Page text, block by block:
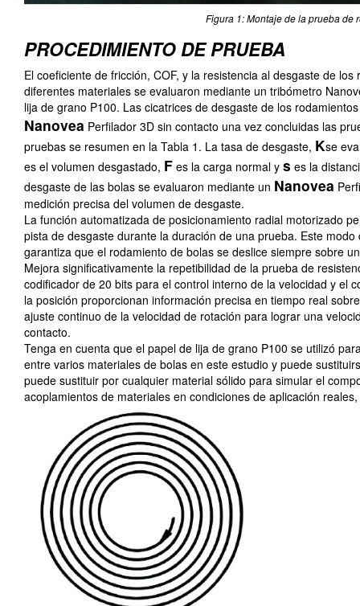
Figura 1: Montaje de la prueba de
PROCEDIMIENTO DE PRUEBA
El coeficiente de fricción, COF, y la resistencia al desgaste de
diferentes materiales se evaluaron mediante un tribómetro
lija de grano P100. Las cicatrices de desgaste de los
Nanovea Perfilador 3D sin contacto una vez concluidas las
pruebas se resumen en la Tabla 1. La tasa de desgaste, Kse
es el volumen desgastado, Fes la carga normal y s es la
desgaste de las bolas se evaluaron mediante un Nanovea
medición precisa del volumen de desgaste.
La función automatizada de posicionamiento radial motorizado
pista de desgaste durante la duración de una prueba. Este
garantiza que el rodamiento de bolas se deslice siempre sobre
Mejora significativamente la repetibilidad de la prueba de
codificador de 20 bits para el control interno de la velocidad y el
la posición proporcionan información precisa en tiempo real
ajuste continuo de la velocidad de rotación para lograr una
contacto.
Tenga en cuenta que el papel de lija de grano P100 se utilizó
entre varios materiales de bolas en este estudio y puede
puede sustituir por cualquier material sólido para simular el
acoplamientos de materiales en condiciones de aplicación